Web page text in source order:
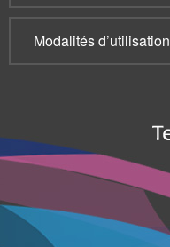
Modalités d’utilisation